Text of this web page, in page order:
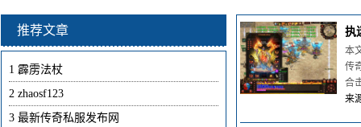
执
本
传
合
来
推荐文章
1 霹雳法杖
2 zhaosf123
3 最新传奇私服发布网